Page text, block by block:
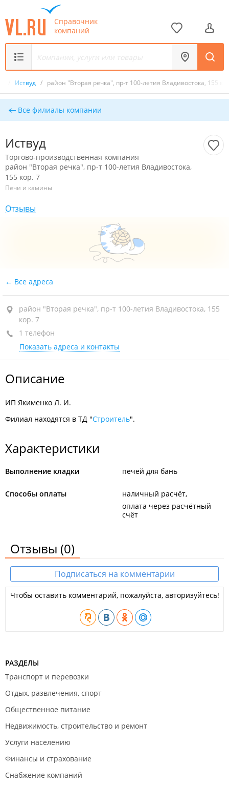
Справочник
компаний
Иствуд / район "Вторая речка", пр-т 100-летия Владивостока, 155
Все филиалы компании
Иствуд
Торгово-производственная компания
район "Вторая речка", пр-т 100-летия Владивостока,
155 кор. 7
Печи и камины
Отзывы
Все адреса
район "Вторая речка", пр-т 100-летия Владивостока, 155
кор. 7
1 телефон
Показать адреса и контакты
Описание
ИП Якименко Л. И.
Филиал находятся в ТД "Строитель".
Характеристики
Выполнение кладки печей для бань
Способы оплаты
наличный расчёт
оплата через расчётный
счёт
Отзывы (0)
Подписаться на комментарии
Чтобы оставить комментарий, пожалуйста, авторизуйтесь!
РАЗДЕЛЫ
Транспорт и перевозки
Отдых, развлечения, спорт
Общественное питание
Недвижимость, строительство и ремонт
Услуги населению
Финансы и страхование
Снабжение компаний